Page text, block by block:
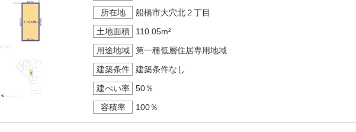
所在地
船橋市大穴北２丁目
土地面積
110.05m²
用途地域
第一種低層住居専用地域
建築条件
建築条件なし
建ぺい率
50％
容積率
100％